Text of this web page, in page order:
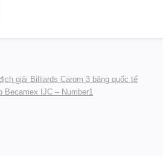
giải Billiards Carom 3 băng quốc tế
Becamex IJC – Number1